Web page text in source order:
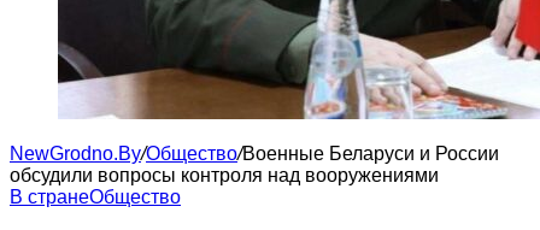
NewGrodno.By/Общество/Военные Беларуси и России
обсудили вопросы контроля над вооружениями
В странеОбщество